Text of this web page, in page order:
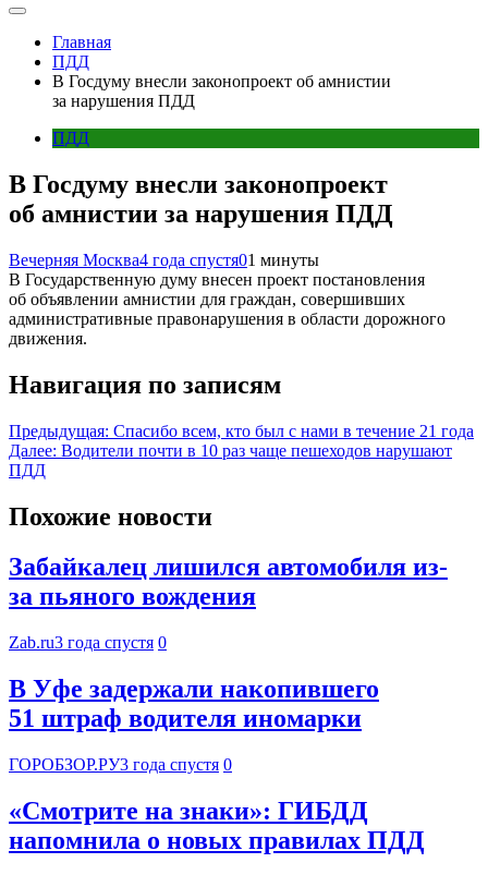
Главная
ПДД
В Госдуму внесли законопроект об амнистии
за нарушения ПДД
ПДД
В Госдуму внесли законопроект
об амнистии за нарушения ПДД
Вечерняя Москва4 года спустя01 минуты
В Государственную думу внесен проект постановления
об объявлении амнистии для граждан, совершивших
административные правонарушения в области дорожного
движения.
Навигация по записям
Предыдущая: Спасибо всем, кто был с нами в течение 21 года
Далее: Водители почти в 10 раз чаще пешеходов нарушают
ПДД
Похожие новости
Забайкалец лишился автомобиля из-
за пьяного вождения
Zab.ru3 года спустя 0
В Уфе задержали накопившего
51 штраф водителя иномарки
ГОРОБЗОР.РУ3 года спустя 0
«Смотрите на знаки»: ГИБДД
напомнила о новых правилах ПДД